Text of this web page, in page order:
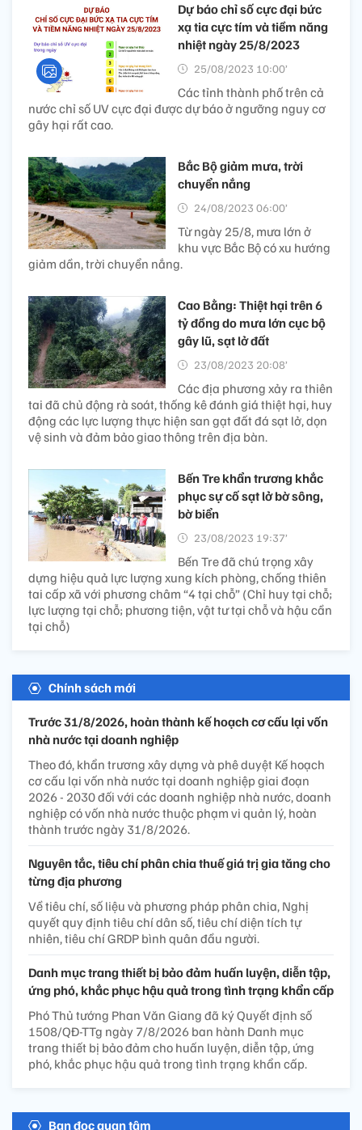
Dự báo chỉ số cực đại bức
xạ tia cực tím và tiềm năng
nhiệt ngày 25/8/2023
25/08/2023 10:00’
Các tỉnh thành phố trên cả
nước chỉ số UV cực đại được dự báo ở ngưỡng nguy cơ
gây hại rất cao.
Bắc Bộ giảm mưa, trời
chuyển nắng
24/08/2023 06:00’
Từ ngày 25/8, mưa lớn ở
khu vực Bắc Bộ có xu hướng
giảm dần, trời chuyển nắng.
Cao Bằng: Thiệt hại trên 6
tỷ đồng do mưa lớn cục bộ
gây lũ, sạt lở đất
23/08/2023 20:08’
Các địa phương xảy ra thiên
tai đã chủ động rà soát, thống kê đánh giá thiệt hại, huy
động các lực lượng thực hiện san gạt đất đá sạt lở, dọn
vệ sinh và đảm bảo giao thông trên địa bàn.
Bến Tre khẩn trương khắc
phục sự cố sạt lở bờ sông,
bờ biển
23/08/2023 19:37’
Bến Tre đã chú trọng xây
dựng hiệu quả lực lượng xung kích phòng, chống thiên
tai cấp xã với phương châm “4 tại chỗ” (Chỉ huy tại chỗ;
lực lượng tại chỗ; phương tiện, vật tư tại chỗ và hậu cần
tại chỗ)
Chính sách mới
Trước 31/8/2026, hoàn thành kế hoạch cơ cấu lại vốn
nhà nước tại doanh nghiệp
Theo đó, khẩn trương xây dựng và phê duyệt Kế hoạch
cơ cấu lại vốn nhà nước tại doanh nghiệp giai đoạn
2026 - 2030 đối với các doanh nghiệp nhà nước, doanh
nghiệp có vốn nhà nước thuộc phạm vi quản lý, hoàn
thành trước ngày 31/8/2026.
Nguyên tắc, tiêu chí phân chia thuế giá trị gia tăng cho
từng địa phương
Về tiêu chí, số liệu và phương pháp phân chia, Nghị
quyết quy định tiêu chí dân số, tiêu chí diện tích tự
nhiên, tiêu chí GRDP bình quân đầu người.
Danh mục trang thiết bị bảo đảm huấn luyện, diễn tập,
ứng phó, khắc phục hậu quả trong tình trạng khẩn cấp
Phó Thủ tướng Phan Văn Giang đã ký Quyết định số
1508/QĐ-TTg ngày 7/8/2026 ban hành Danh mục
trang thiết bị bảo đảm cho huấn luyện, diễn tập, ứng
phó, khắc phục hậu quả trong tình trạng khẩn cấp.
Bạn đọc quan tâm